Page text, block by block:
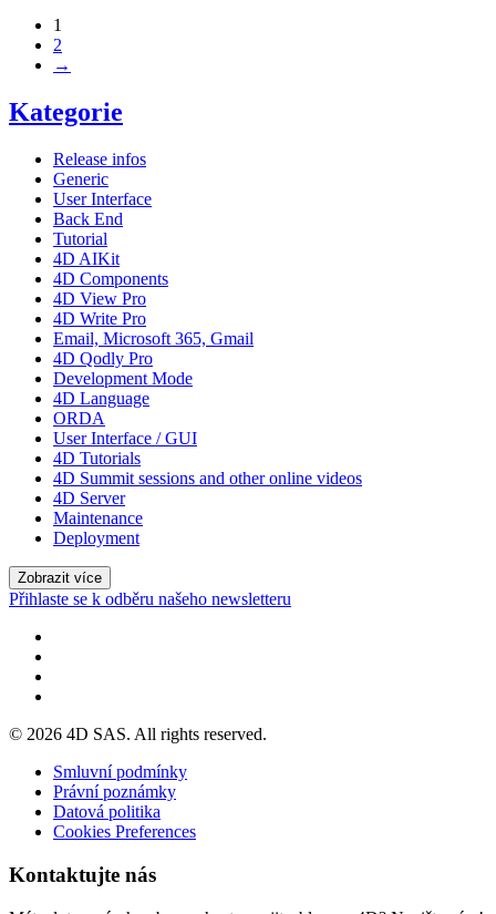
1
2
→
Kategorie
Release infos
Generic
User Interface
Back End
Tutorial
4D AIKit
4D Components
4D View Pro
4D Write Pro
Email, Microsoft 365, Gmail
4D Qodly Pro
Development Mode
4D Language
ORDA
User Interface / GUI
4D Tutorials
4D Summit sessions and other online videos
4D Server
Maintenance
Deployment
Zobrazit více
Přihlaste se k odběru našeho newsletteru
© 2026 4D SAS. All rights reserved.
Smluvní podmínky
Právní poznámky
Datová politika
Cookies Preferences
Kontaktujte nás